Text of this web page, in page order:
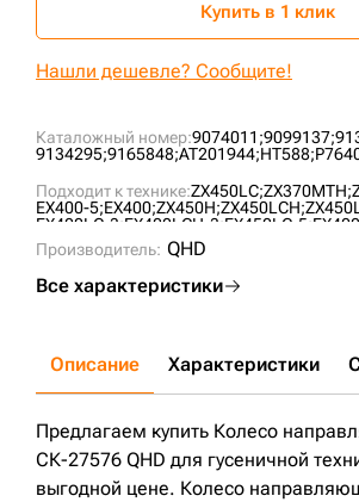
Каталожный номер:9074011;9099137;
9134295;9165848;AT201944;HT588;
Подходит к технике:ZX450LC;ZX370MTH;
EX400-5;EX400;ZX450H;ZX450LCH;
EX400LC-3;EX400LCH-3;EX450LC-5;
EX400LCH-1;
EX450H-5;
EX400H-3;ZX450LD; ZX450LDH;
Производитель: QHD
Все характеристики
Купить в 1 клик
Нашли дешевле? Сообщите!
Описание Характеристики
Предлагаем купить Колесо
СК-27576 QHD для гусеничной
выгодной цене. Колесо